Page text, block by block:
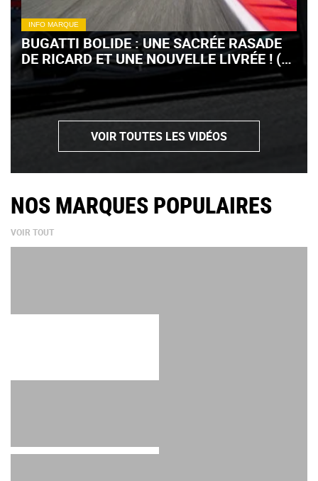
INFO MARQUE
BUGATTI BOLIDE : UNE SACRÉE RASADE
DE RICARD ET UNE NOUVELLE LIVRÉE ! (+
VIDÉO)
VOIR TOUTES LES VIDÉOS
NOS MARQUES POPULAIRES
VOIR TOUT